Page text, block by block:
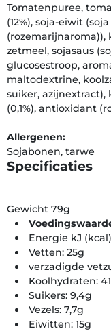
Tomatenpuree,
(12%), soja-eiwit
(rozemarijnaroma)),
zetmeel, sojasaus
glucosestroop,
maltodextrine,
suiker, azijnextract),
(0,1%), antioxidant
Allergenen:
Sojabonen, tarwe
Specificaties
Gewicht 79g
Energie kJ
Vetten: 25g
verzadigde
Koolhydraten:
Suikers: 9,4g
Vezels: 7,7g
Eiwitten: 15g